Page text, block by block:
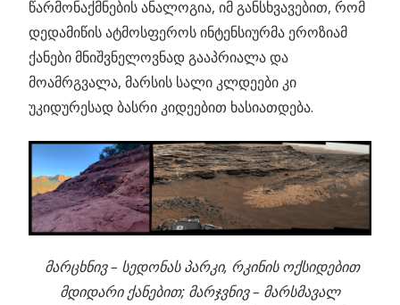
წარმონაქმნების ანალოგია, იმ განსხვავებით, რომ
დედამიწის ატმოსფეროს ინტენსიურმა ეროზიამ
ქანები მნიშვნელოვნად გააპრიალა და
მოამრგვალა, მარსის სალი კლდეები კი
უკიდურესად ბასრი კიდეებით ხასიათდება.
მარცხნივ – სედონას პარკი, რკინის ოქსიდებით
მდიდარი ქანებით; მარჯვნივ – მარსმავალ